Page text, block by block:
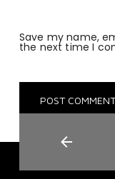
Save my name,
the next time I